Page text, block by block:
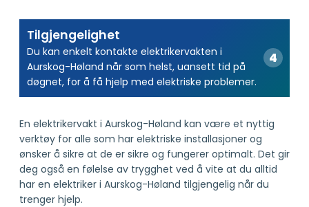
Tilgjengelighet
Du kan enkelt kontakte elektrikervakten i
Aurskog-Høland når som helst, uansett tid på
døgnet, for å få hjelp med elektriske problemer.
En elektrikervakt i Aurskog-Høland kan være et nyttig
verktøy for alle som har elektriske installasjoner og
ønsker å sikre at de er sikre og fungerer optimalt. Det gir
deg også en følelse av trygghet ved å vite at du alltid
har en elektriker i Aurskog-Høland tilgjengelig når du
trenger hjelp.